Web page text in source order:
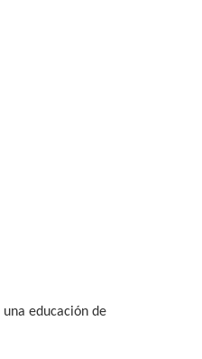
educación de